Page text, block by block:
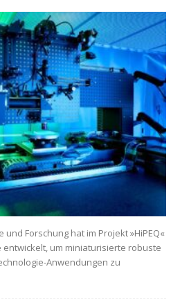
Forschung hat im Projekt »HiPEQ«
um miniaturisierte robuste
Anwendungen zu